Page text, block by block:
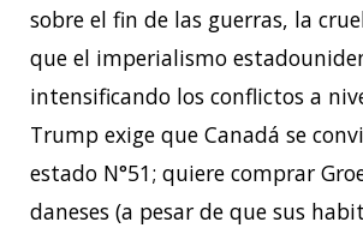
sobre el fin de las guerras, la
que el imperialismo
intensificando los conflictos a
Trump exige que Canadá se
estado N°51; quiere comprar
daneses (a pesar de que sus